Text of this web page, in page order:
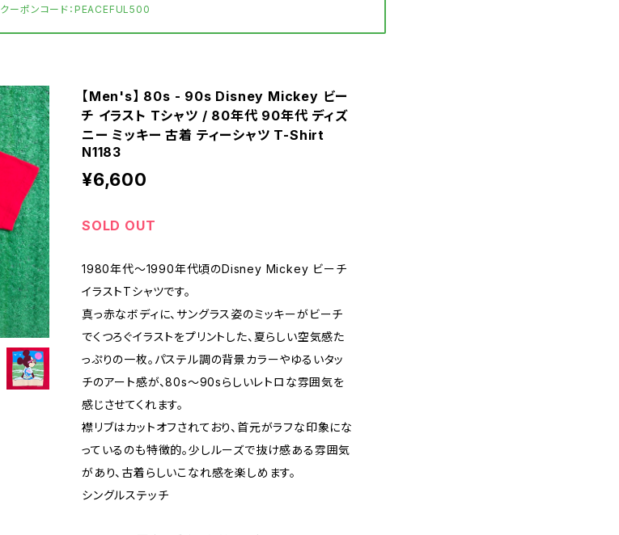
クーポンコード：PEACEFUL500
【Men's】 80s - 90s Disney Mickey ビー
チ イラスト Tシャツ / 80年代 90年代 ディズ
ニー ミッキー 古着 ティーシャツ T-Shirt
N1183
¥6,600
SOLD OUT
1980年代〜1990年代頃のDisney Mickey ビーチ
イラストTシャツです。
真っ赤なボディに、サングラス姿のミッキーがビーチ
でくつろぐイラストをプリントした、夏らしい空気感た
っぷりの一枚。パステル調の背景カラーやゆるいタッ
チのアート感が、80s〜90sらしいレトロな雰囲気を
感じさせてくれます。
襟リブはカットオフされており、首元がラフな印象にな
っているのも特徴的。少しルーズで抜け感ある雰囲気
があり、古着らしいこなれ感を楽しめます。
シングルステッチ